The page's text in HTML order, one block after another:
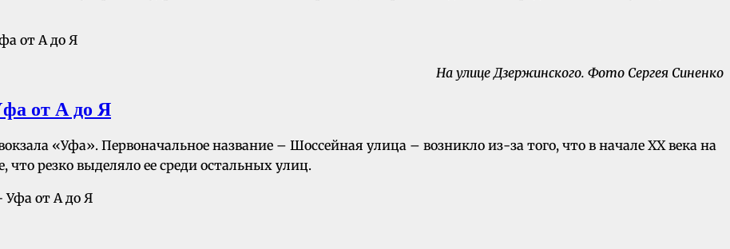
На улице Дзержинского. Фото Сергея Синенко
от А до Я
«Уфа». Первоначальное название – Шоссейная улица – возникло из-за того, что в начале XX века на
резко выделяло ее среди остальных улиц.